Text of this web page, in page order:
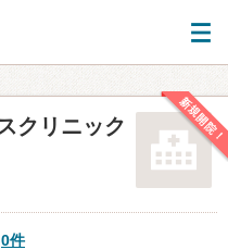
新規開院！
クリニック
0件